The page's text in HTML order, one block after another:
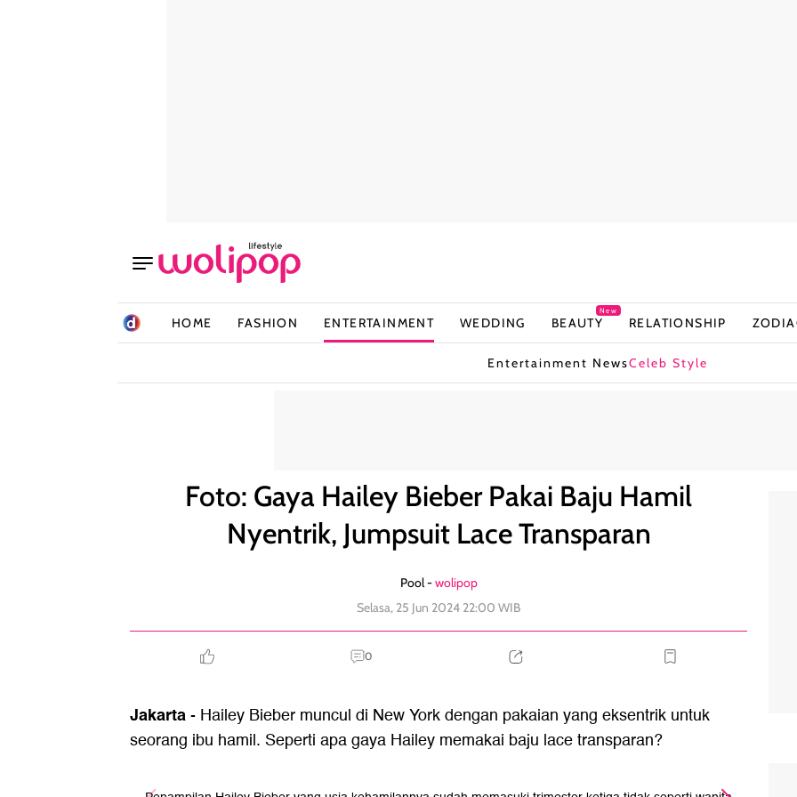
HOME FASHION ENTERTAINMENT WEDDING BEAUTY
New
RELATIONSHIP
Entertainment NewsCeleb Style
Foto: Gaya Hailey Bieber Pakai Baju Hamil
Nyentrik, Jumpsuit Lace Transparan
Pool -wolipop
Selasa, 25 Jun 2024 22:00 WIB
0
Jakarta- Hailey Bieber muncul di New York dengan pakaian yang eksentrik untuk
seorang ibu hamil. Seperti apa gaya Hailey memakai baju lace transparan?